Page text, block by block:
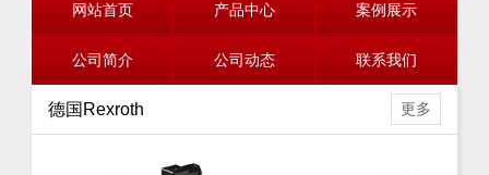
网站首页 产品中心 案例展示
公司简介 公司动态 联系我们
更多
德国Rexroth